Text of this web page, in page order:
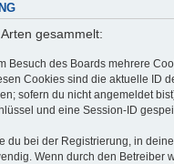
gesammelt:
Besuch des Boards mehrere
Cookies sind die aktuelle ID
sofern du nicht angemeldet
und eine Session-ID
du bei der Registrierung, in
Wenn durch den Betreiber